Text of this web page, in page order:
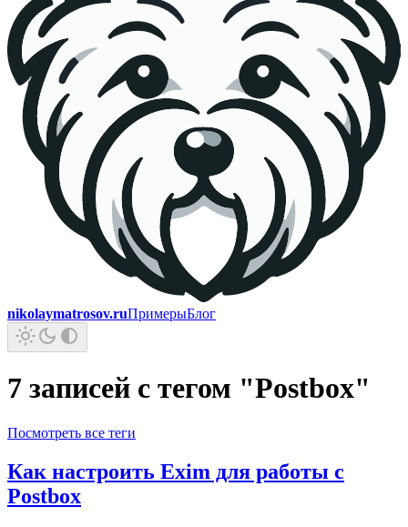
nikolaymatrosov.ruПримерыБлог
7 записей с тегом "Postbox"
Посмотреть все теги
Как настроить Exim для работы с
Postbox